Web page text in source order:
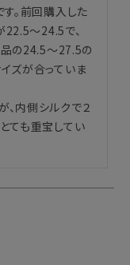
。前回購入した
22.5～24.5で、
品の24.5～27.5の
ズが合っていま
内側シルクで２
ても重宝してい